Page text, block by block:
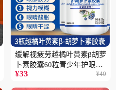
缓解视疲劳越橘叶黄素β胡萝
卜素胶囊60粒青少年护眼中
老年保健品一瓶
¥33 ¥40